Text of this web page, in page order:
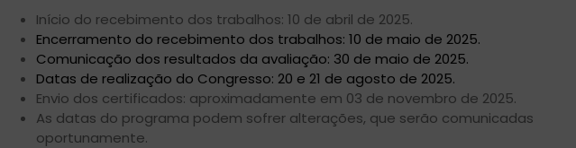
Início do recebimento dos trabalhos: 10 de abril de 2025.
Encerramento do recebimento dos trabalhos: 10 de maio de 2025.
Comunicação dos resultados da avaliação: 30 de maio de 2025.
Datas de realização do Congresso: 20 e 21 de agosto de 2025.
Envio dos certificados: aproximadamente em 03 de novembro de 2025.
As datas do programa podem sofrer alterações, que serão comunicadas
oportunamente.